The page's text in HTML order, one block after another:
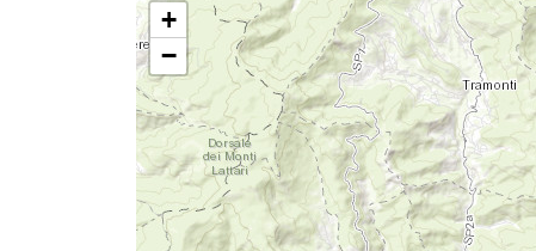
+
−